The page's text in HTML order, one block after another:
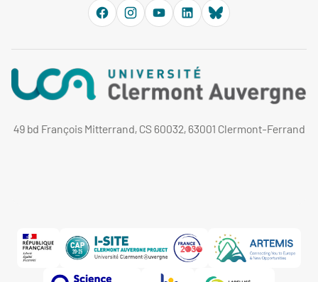
49 bd François Mitterrand, CS 60032, 63001 Clermont-Ferrand